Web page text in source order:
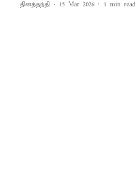
தினத்தந்தி 15 Mar 2026 1 min read